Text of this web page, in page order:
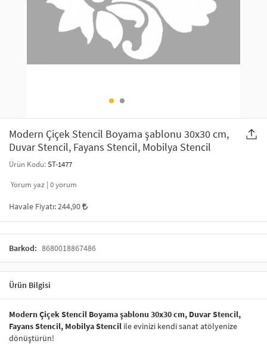
SAÇ AKSESUARLARI
GELİN / DÜĞÜN AKSESUARLARI
ŞAL VE FULAR
ODA KOKUSU VE MUM
PARTİ SÜSLERİ
Modern Çiçek Stencil Boyama şablonu 30x30 cm,
Duvar Stencil, Fayans Stencil, Mobilya Stencil
Ürün Kodu:ST-1477
Yorum yaz | 0yorum
Havale Fiyatı:244,90
Barkod: 8680018867486
Ürün Bilgisi
Modern Çiçek Stencil Boyama şablonu 30x30 cm, Duvar Stencil,
Fayans Stencil, Mobilya Stencil ile evinizi kendi sanat atölyenize
dönüştürün!